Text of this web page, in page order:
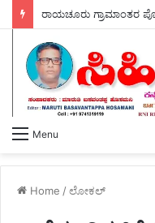
Menu
Home /ಲೋಕಲ್